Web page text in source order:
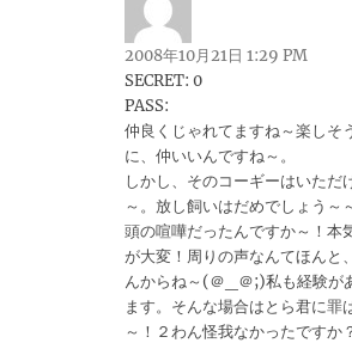
2008年10月21日 1:29 PM
SECRET: 0
PASS:
仲良くじゃれてますね～楽しそ
に、仲いいんですね～。
しかし、そのコーギーはいただ
～。放し飼いはだめでしょう～
頭の喧嘩だったんですか～！本
が大変！周りの声なんてほんと
んからね～(＠_＠;)私も経験が
ます。そんな場合はとら君に罪
～！２わん怪我なかったですか